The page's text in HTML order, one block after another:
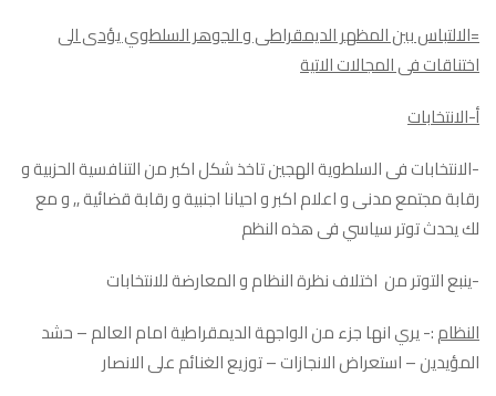
=الالتباس بين المظهر الديمقراطى و الجوهر السلطوي يؤدى الى
اختناقات فى المجالات الاتية
أ-الانتخابات
-الانتخابات فى السلطوية الهجين تاخذ شكل اكبر من التنافسية الحزبية و
رقابة مجتمع مدنى و اعلام اكبر و احيانا اجنبية و رقابة قضائية ,, و مع
لك يحدث توتر سياسي فى هذه النظم
-ينبع التوتر من اختلاف نظرة النظام و المعارضة للانتخابات
النظام:- يري انها جزء من الواجهة الديمقراطية امام العالم – حشد
المؤيدين – استعراض الانجازات – توزيع الغنائم على الانصار